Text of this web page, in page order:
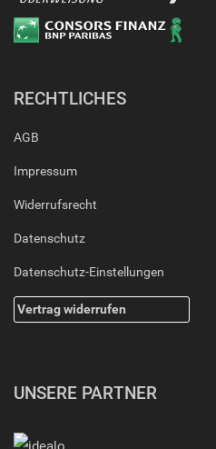
RECHTLICHES
AGB
Impressum
Widerrufsrecht
Datenschutz
Datenschutz-Einstellungen
Vertrag widerrufen
UNSERE PARTNER